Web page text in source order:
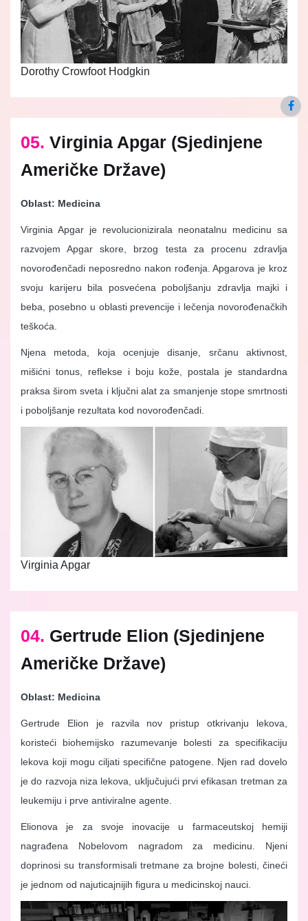
Dorothy Crowfoot Hodgkin
05. Virginia Apgar (Sjedinjene
Američke Države)
Oblast: Medicina
Virginia Apgar je revolucionizirala neonatalnu medicinu sa
razvojem Apgar skore, brzog testa za procenu zdravlja
novorođenčadi neposredno nakon rođenja. Apgarova je kroz
svoju karijeru bila posvećena poboljšanju zdravlja majki i
beba, posebno u oblasti prevencije i lečenja novorođenačkih
teškoća.
Njena metoda, koja ocenjuje disanje, srčanu aktivnost,
mišićni tonus, reflekse i boju kože, postala je standardna
praksa širom sveta i ključni alat za smanjenje stope smrtnosti
i poboljšanje rezultata kod novorođenčadi.
Virginia Apgar
04. Gertrude Elion (Sjedinjene
Američke Države)
Oblast: Medicina
Gertrude Elion je razvila nov pristup otkrivanju lekova,
koristeći biohemijsko razumevanje bolesti za specifikaciju
lekova koji mogu ciljati specifične patogene. Njen rad dovelo
je do razvoja niza lekova, uključujući prvi efikasan tretman za
leukemiju i prve antiviralne agente.
Elionova je za svoje inovacije u farmaceutskoj hemiji
nagrađena Nobelovom nagradom za medicinu. Njeni
doprinosi su transformisali tretmane za brojne bolesti, čineći
je jednom od najuticajnijih figura u medicinskoj nauci.